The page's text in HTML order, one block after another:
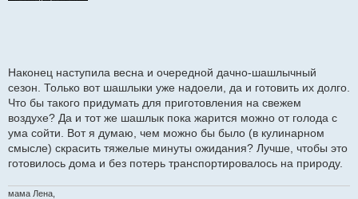
Наконец наступила весна и очередной дачно-шашлычный
сезон. Только вот шашлыки уже надоели, да и готовить их долго.
Что бы такого придумать для приготовления на свежем
воздухе? Да и тот же шашлык пока жарится можно от голода с
ума сойти. Вот я думаю, чем можно бы было (в кулинарном
смысле) скрасить тяжелые минуты ожидания? Лучше, чтобы это
готовилось дома и без потерь транспортировалось на природу.
мама Лена,